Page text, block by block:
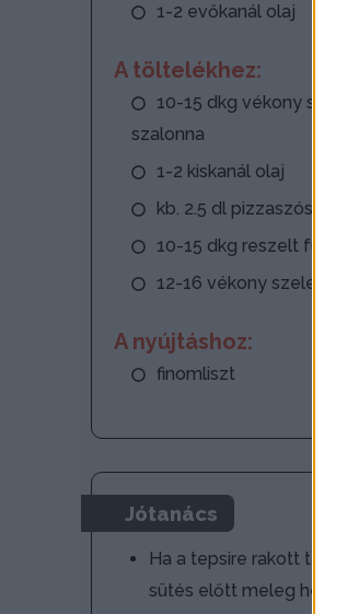
1-2 evőkanál olaj
A töltelékhez:
10-15 dkg vékony
szalonna
1-2 kiskanál olaj
kb. 2.5 dl pizzaszósz
10-15 dkg reszelt
12-16 vékony szelet
A nyújtáshoz:
finomliszt
Jótanács
Ha a tepsire rakott
sütés előtt meleg